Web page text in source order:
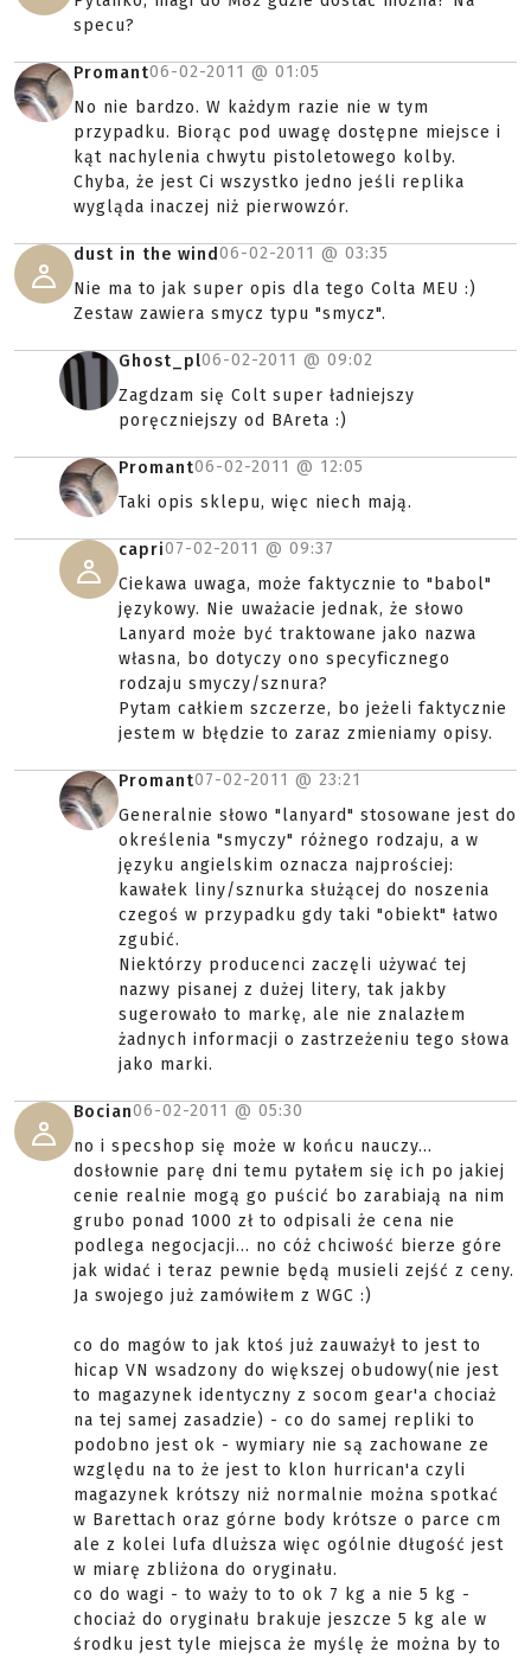
specu?
Promant06-02-2011 @ 01:05
No nie bardzo. W każdym razie nie w tym
przypadku. Biorąc pod uwagę dostępne miejsce i
kąt nachylenia chwytu pistoletowego kolby.
Chyba, że jest Ci wszystko jedno jeśli replika
wygląda inaczej niż pierwowzór.
dust in the wind06-02-2011 @ 03:35
Nie ma to jak super opis dla tego Colta MEU :)
Zestaw zawiera smycz typu "smycz".
Ghost_pl06-02-2011 @ 09:02
Zagdzam się Colt super ładniejszy
poręczniejszy od BAreta :)
Promant06-02-2011 @ 12:05
Taki opis sklepu, więc niech mają.
capri07-02-2011 @ 09:37
Ciekawa uwaga, może faktycznie to "babol"
językowy. Nie uważacie jednak, że słowo
Lanyard może być traktowane jako nazwa
własna, bo dotyczy ono specyficznego
rodzaju smyczy/sznura?
Pytam całkiem szczerze, bo jeżeli faktycznie
jestem w błędzie to zaraz zmieniamy opisy.
Promant07-02-2011 @ 23:21
Generalnie słowo "lanyard" stosowane jest do
określenia "smyczy" różnego rodzaju, a w
języku angielskim oznacza najprościej:
kawałek liny/sznurka służącej do noszenia
czegoś w przypadku gdy taki "obiekt" łatwo
zgubić.
Niektórzy producenci zaczęli używać tej
nazwy pisanej z dużej litery, tak jakby
sugerowało to markę, ale nie znalazłem
żadnych informacji o zastrzeżeniu tego słowa
jako marki.
Bocian06-02-2011 @ 05:30
no i specshop się może w końcu nauczy...
dosłownie parę dni temu pytałem się ich po jakiej
cenie realnie mogą go puścić bo zarabiają na nim
grubo ponad 1000 zł to odpisali że cena nie
podlega negocjacji... no cóż chciwość bierze góre
jak widać i teraz pewnie będą musieli zejść z ceny.
Ja swojego już zamówiłem z WGC :)
co do magów to jak ktoś już zauważył to jest to
hicap VN wsadzony do większej obudowy(nie jest
to magazynek identyczny z socom gear'a chociaż
na tej samej zasadzie) - co do samej repliki to
podobno jest ok - wymiary nie są zachowane ze
względu na to że jest to klon hurrican'a czyli
magazynek krótszy niż normalnie można spotkać
w Barettach oraz górne body krótsze o parce cm
ale z kolei lufa dluższa więc ogólnie długość jest
w miarę zbliżona do oryginału.
co do wagi - to waży to to ok 7 kg a nie 5 kg -
chociaż do oryginału brakuje jeszcze 5 kg ale w
środku jest tyle miejsca że myślę że można by to